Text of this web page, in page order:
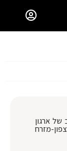
של ארגון
מזרח